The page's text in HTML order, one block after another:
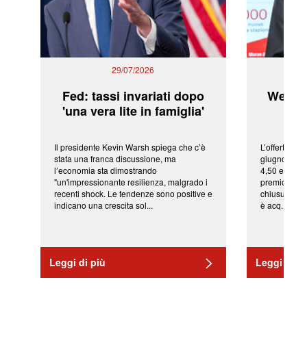
29/07/2026
Fed: tassi invariati dopo
'una vera lite in famiglia'
Il presidente Kevin Warsh spiega che c’è
stata una franca discussione, ma
l’economia sta dimostrando
"un'impressionante resilienza, malgrado i
recenti shock. Le tendenze sono positive e
indicano una crescita sol...
Leggi di più
L’offerta
giugno da
4,50 euro
premio di
chiusura
è acq...
Leggi di